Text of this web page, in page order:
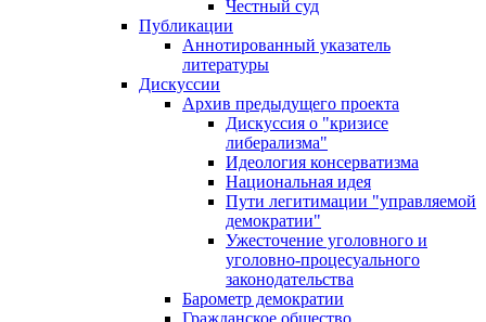
Честный суд
Публикации
Аннотированный указатель
литературы
Дискуссии
Архив предыдущего проекта
Дискуссия о "кризисе
либерализма"
Идеология консерватизма
Национальная идея
Пути легитимации "управляемой
демократии"
Ужесточение уголовного и
уголовно-процесуального
законодательства
Барометр демократии